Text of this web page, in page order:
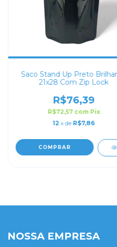
Saco Stand Up Preto
21x28 Com Zip Lock
R$76,39
R$72,57 com Pix
12 x de R$7,86
COMPRAR
NOSSA EMPRESA